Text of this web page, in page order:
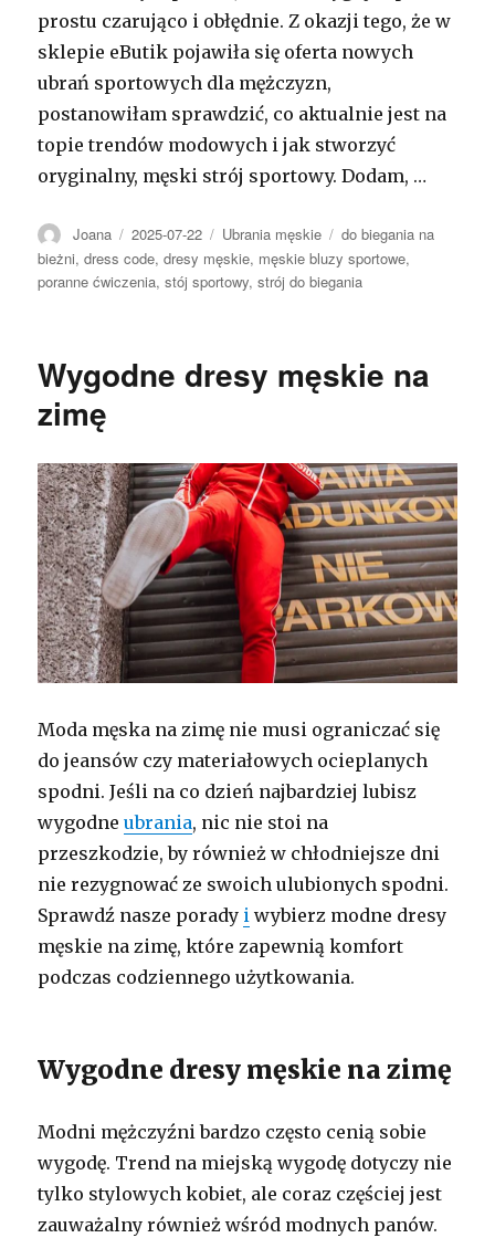
prostu czarująco i obłędnie. Z okazji tego, że w
sklepie eButik pojawiła się oferta nowych
ubrań sportowych dla mężczyzn,
postanowiłam sprawdzić, co aktualnie jest na
topie trendów modowych i jak stworzyć
oryginalny, męski strój sportowy. Dodam, …
Autor
Joana Opublikowano
2025-07-22 Kategorie
Ubrania męskie Tagi
do biegania na
bieżni,dress code,dresy męskie, męskie bluzy sportowe,
poranne ćwiczenia,stój sportowy,strój do biegania
Wygodne dresy męskie na
zimę
Moda męska na zimę nie musi ograniczać się
do jeansów czy materiałowych ocieplanych
spodni. Jeśli na co dzień najbardziej lubisz
wygodneubrania, nic nie stoi na
przeszkodzie, by również w chłodniejsze dni
nie rezygnować ze swoich ulubionych spodni.
Sprawdź nasze porady i wybierz modne dresy
męskie na zimę, które zapewnią komfort
podczas codziennego użytkowania.
Wygodne dresy męskie na zimę
Modni mężczyźni bardzo często cenią sobie
wygodę. Trend na miejską wygodę dotyczy nie
tylko stylowych kobiet, ale coraz częściej jest
zauważalny również wśród modnych panów.